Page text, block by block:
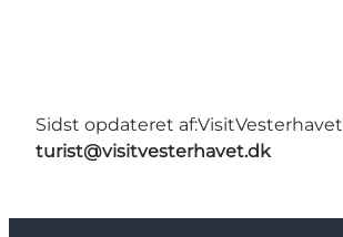
Sidst opdateret af:VisitVesterhavet
turist@visitvesterhavet.dk